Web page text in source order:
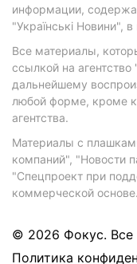
информации,
"Українські Новини",
Все материалы,
ссылкой на
дальнейшему
любой форме, кроме
агентства.
Материалы с
компаний", "Новости
"Спецпроект при
коммерческой основе.
© 2026 Фокус.
Политика